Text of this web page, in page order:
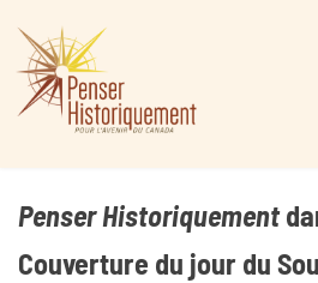
content
Penser Historiquement
Couverture du jour du